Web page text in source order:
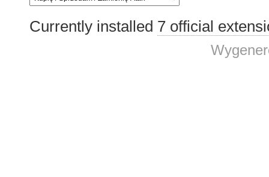
Currently installed 7 official